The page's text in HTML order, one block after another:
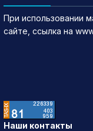
При использовании
сайте, ссылка на
Наши контакты